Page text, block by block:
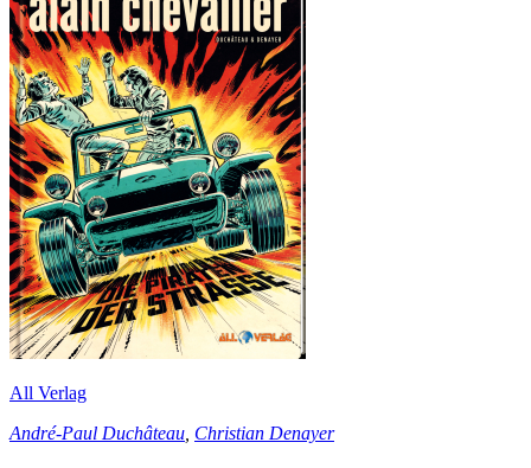
All Verlag
André-Paul Duchâteau Christian Denayer